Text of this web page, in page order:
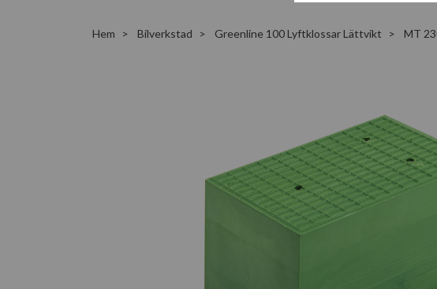
Hem Bilverkstad Greenline 100 Lyftklossar Lättvikt MT